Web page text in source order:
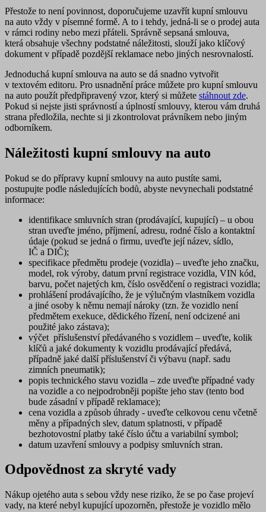
Přestože to není povinnost, doporučujeme uzavřít kupní smlouvu
na auto vždy v písemné formě. A to i tehdy, jedná-li se o prodej auta
v rámci rodiny nebo mezi přáteli. Správně sepsaná smlouva,
která obsahuje všechny podstatné náležitosti, slouží jako klíčový
dokument v případě pozdější reklamace nebo jiných nesrovnalostí.
Jednoduchá kupní smlouva na auto se dá snadno vytvořit
v textovém editoru. Pro usnadnění práce můžete pro kupní smlouvu
na auto použít předpřipravený vzor, který si můžete stáhnout zde.
Pokud si nejste jisti správností a úplností smlouvy, kterou vám druhá
strana předložila, nechte si ji zkontrolovat právníkem nebo jiným
odborníkem.
Náležitosti kupní smlouvy na auto
Pokud se do přípravy kupní smlouvy na auto pustíte sami,
postupujte podle následujících bodů, abyste nevynechali podstatné
informace:
identifikace smluvních stran (prodávající, kupující) – u obou
stran uveďte jméno, příjmení, adresu, rodné číslo a kontaktní
údaje (pokud se jedná o firmu, uveďte její název, sídlo,
IČ a DIČ);
specifikace předmětu prodeje (vozidla) – uveďte jeho značku,
model, rok výroby, datum první registrace vozidla, VIN kód,
barvu, počet najetých km, číslo osvědčení o registraci vozidla;
prohlášení prodávajícího, že je výlučným vlastníkem vozidla
a jiné osoby k němu nemají nároky (tzn. že vozidlo není
předmětem exekuce, dědického řízení, není odcizené ani
použité jako zástava);
výčet příslušenstvípředávaného s vozidlem – uveďte, kolik
klíčů a jaké dokumenty k vozidlu prodávající předává,
případně jaké další příslušenství či výbavu (např. sadu
zimních pneumatik);
popis technického stavu vozidla – zde uveďte případné vady
na vozidle a co nejpodrobněji popište jeho stav (tento bod
bude zásadní v případě reklamace);
cena vozidla a způsob úhrady - uveďte celkovou cenu včetně
měny a případných slev, datum splatnosti, v případě
bezhotovostní platby také číslo účtu a variabilní symbol;
datum uzavřenísmlouvy a podpisy smluvních stran.
Odpovědnost za skryté vady
Nákup ojetého auta s sebou vždy nese riziko, že se po čase projeví
vady, na které nebyl kupující upozorněn, přestože je vozidlo mělo